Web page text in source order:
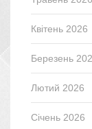
Квітень 2026
Березень
Лютий 2026
Січень 2026